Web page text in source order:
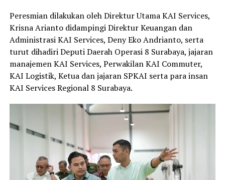
Peresmian dilakukan oleh Direktur Utama KAI Services,
Krisna Arianto didampingi Direktur Keuangan dan
Administrasi KAI Services, Deny Eko Andrianto, serta
turut dihadiri Deputi Daerah Operasi 8 Surabaya, jajaran
manajemen KAI Services, Perwakilan KAI Commuter,
KAI Logistik, Ketua dan jajaran SPKAI serta para insan
KAI Services Regional 8 Surabaya.